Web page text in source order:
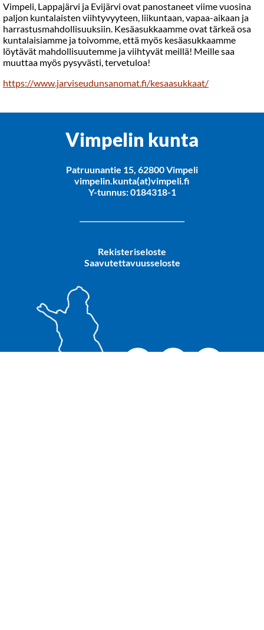
Vimpeli, Lappajärvi ja Evijärvi ovat panostaneet viime vuosina
paljon kuntalaisten viihtyvyyteen, liikuntaan, vapaa-aikaan ja
harrastusmahdollisuuksiin. Kesäasukkaamme ovat tärkeä osa
kuntalaisiamme ja toivomme, että myös kesäasukkaamme
löytävät mahdollisuutemme ja viihtyvät meillä! Meille saa
muuttaa myös pysyvästi, tervetuloa!
https://www.jarviseudunsanomat.fi/kesaasukkaat/
Vimpelin kunta
Patruunantie 15, 62800 Vimpeli
vimpelin.kunta(at)vimpeli.fi
Y-tunnus: 0184318-1
Rekisteriseloste
Saavutettavuusseloste